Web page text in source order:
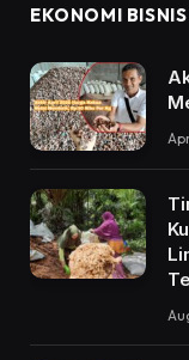
EKONOMI BISNIS